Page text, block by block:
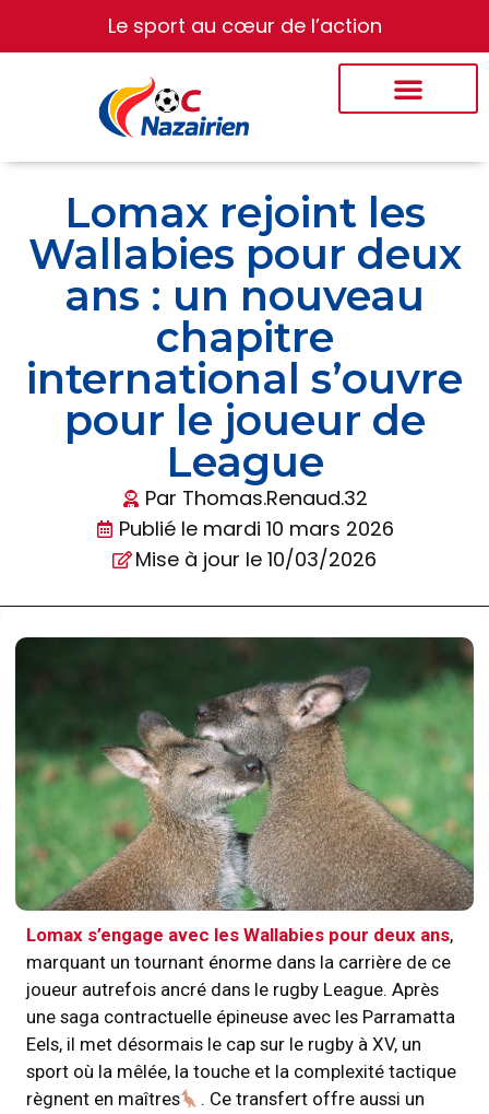
Le sport au cœur de l’action
Lomax rejoint les
Wallabies pour deux
ans : un nouveau
chapitre
international s’ouvre
pour le joueur de
League
Par Thomas.Renaud.32
Publié le mardi 10 mars 2026
Mise à jour le 10/03/2026
Lomax s’engage avec les Wallabies pour deux ans,
marquant un tournant énorme dans la carrière de ce
joueur autrefois ancré dans le rugby League. Après
une saga contractuelle épineuse avec les Parramatta
Eels, il met désormais le cap sur le rugby à XV, un
sport où la mêlée, la touche et la complexité tactique
règnent en maîtres
. Ce transfert offre aussi un